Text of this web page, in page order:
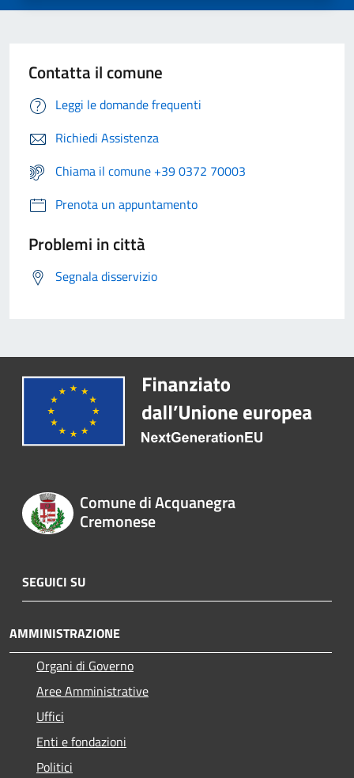
Contatta il comune
Leggi le domande frequenti
Richiedi Assistenza
Chiama il comune +39 0372 70003
Prenota un appuntamento
Problemi in città
Segnala disservizio
Comune di Acquanegra
Cremonese
SEGUICI SU
AMMINISTRAZIONE
Organi di Governo
Aree Amministrative
Uffici
Enti e fondazioni
Politici